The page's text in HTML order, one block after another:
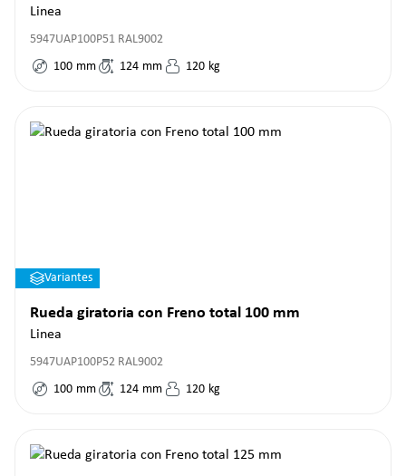
Linea
5947UAP100P51 RAL9002
100 mm 124 mm 120 kg
Variantes
Rueda giratoria con Freno total 100 mm
Linea
5947UAP100P52 RAL9002
100 mm 124 mm 120 kg